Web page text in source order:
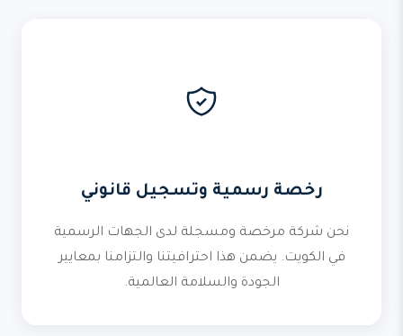
رخصة رسمية وتسجيل قانوني
نحن شركة مرخصة ومسجلة لدى الجهات الرسمية
في الكويت. يضمن هذا احترافيتنا والتزامنا بمعايير
الجودة والسلامة العالمية.